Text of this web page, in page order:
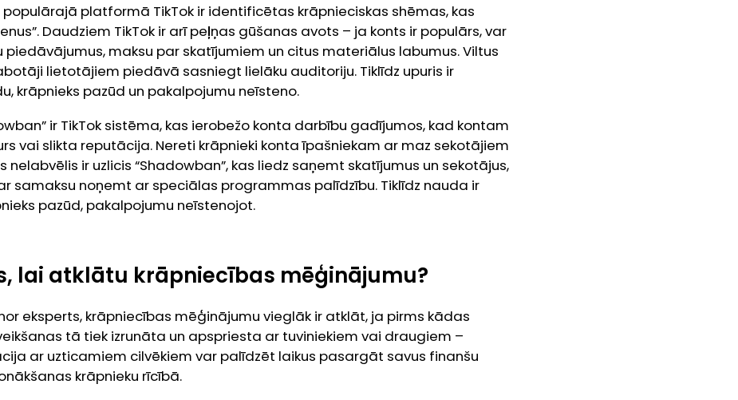
populārajā platformā TikTok ir identificētas krāpnieciskas shēmas, kas
Daudziem TikTok ir arī peļņas gūšanas avots – ja konts ir populārs, var
maksu par skatījumiem un citus materiālus labumus. Viltus
lietotājiem piedāvā sasniegt lielāku auditoriju. Tiklīdz upuris ir
krāpnieks pazūd un pakalpojumu neīsteno.
ir TikTok sistēma, kas ierobežo konta darbību gadījumos, kad kontam
vai slikta reputācija. Nereti krāpnieki konta īpašniekam ar maz sekotājiem
nelabvēlis ir uzlicis “Shadowban”, kas liedz saņemt skatījumus un sekotājus,
samaksu noņemt ar speciālas programmas palīdzību. Tiklīdz nauda ir
pazūd, pakalpojumu neīstenojot.
lai atklātu krāpniecības mēģinājumu?
eksperts, krāpniecības mēģinājumu vieglāk ir atklāt, ja pirms kādas
tā tiek izrunāta un apspriesta ar tuviniekiem vai draugiem –
ar uzticamiem cilvēkiem var palīdzēt laikus pasargāt savus finanšu
krāpnieku rīcībā.